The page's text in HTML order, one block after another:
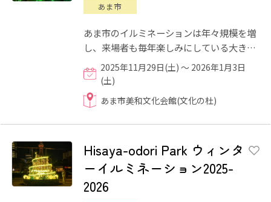
あま市
あま市のイルミネーションは年々規模を増
し、来場者も毎年楽しみにしている大きな
イベントとなっております。 今年は絵本の
世界をテーマに、まる...
2025年11月29日(土) ～ 2026年1月3日
(土)
あま市美和文化会館(文化の杜)
Hisaya-odori Park ウィンタ
ーイルミネーション2025-
2026